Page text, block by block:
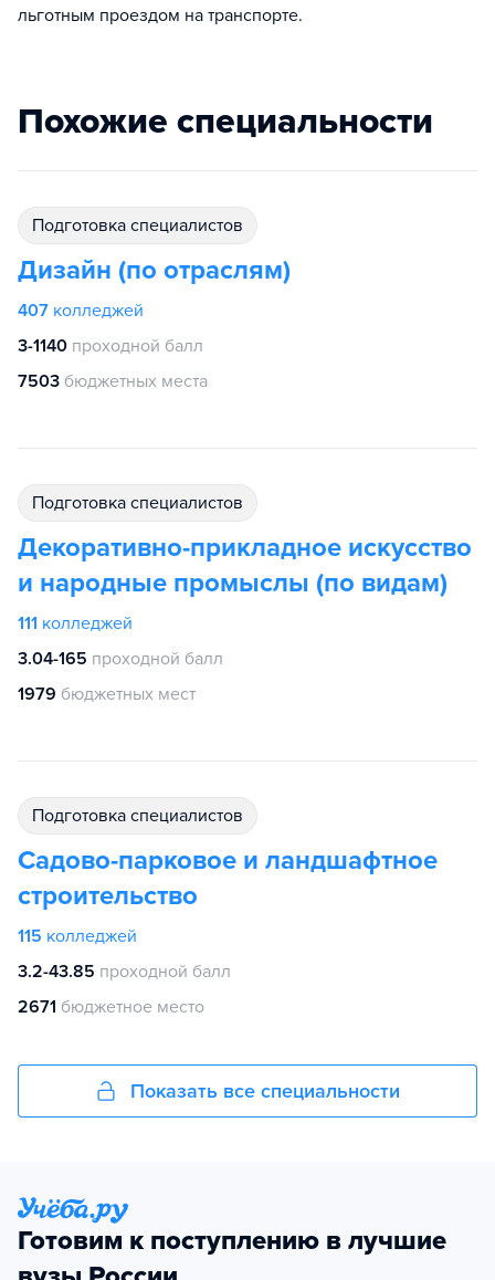
льготным проездом на транспорте.
Похожие специальности
подготовка специалистов
Дизайн (по отраслям)
407 колледжей
3-1140 проходной балл
7503 бюджетных места
подготовка специалистов
Декоративно-прикладное искусство
и народные промыслы (по видам)
111 колледжей
3.04-165 проходной балл
1979 бюджетных мест
подготовка специалистов
Садово-парковое и ландшафтное
строительство
115 колледжей
3.2-43.85 проходной балл
2671 бюджетное место
Показать все специальности
Готовим к поступлению в лучшие